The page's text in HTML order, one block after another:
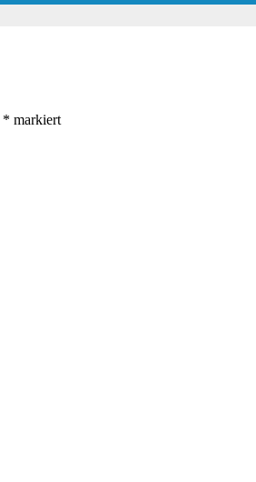
* markiert